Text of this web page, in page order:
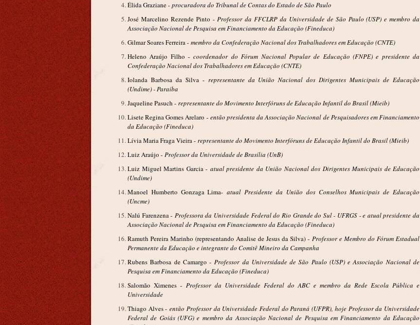
Élida Graziane - procuradora do Tribunal de Contas do Estado de São Paulo
José Marcelino Rezende Pinto -Professor da FFCLRP da Universidade de São Paulo (USP) e membro da
Associação Nacional de Pesquisa em Financiamento da Educação (Fineduca)
Gilmar Soares Ferreira - membro da Confederação Nacional dos Trabalhadores em Educação (CNTE)
Heleno Araújo Filho -coordenador do Fórum Nacional Popular de Educação (FNPE) e presidente da
Confederação Nacional dos Trabalhadores em Educação (CNTE)
Iolanda Barbosa da Silva - representante da União Nacional dos Dirigentes Municipais de Educação
(Undime) - Paraíba
Jaqueline Pasuch - representante do Movimento Interfóruns de Educação Infantil do Brasil (Mieib)
Lisete Regina Gomes Arelaro - então presidenta da Associação Nacional de Pesquisadores em Financiamento
da Educação (Fineduca)
Lívia Maria Fraga Vieira - representante do Movimento Interfóruns de Educação Infantil do Brasil (Mieib)
Luiz Araújo - Professor da Universidade de Brasília (UnB)
Luiz Miguel Martins Garcia - atual presidente da União Nacional dos Dirigentes Municipais de Educação
(Undime)
Manoel Humberto Gonzaga Lima-atual Presidente da União dos Conselhos Municipais de Educação
(Uncme)
Nalú Farenzena - Professora da Universidade Federal do Rio Grande do Sul - UFRGS - e atual presidente da
Associação Nacional de Pesquisa em Financiamento da Educação (Fineduca)
Ramuth Pereira Marinho (representando Analise de Jesus da Silva) - Professor e Membro do Fórum Estadual
Permanente da Educação e integrante do Comitê Mineiro da Campanha
Rubens Barbosa de Camargo -Professor da Universidade de São Paulo (USP) e Associação Nacional de
Pesquisa em Financiamento da Educação (Fineduca)
Salomão Ximenes - Professor da Universidade Federal do ABC e membro da Rede Escola Pública e
Universidade
Thiago Alves -então Professor da Universidade Federal do Paraná (UFPR), hoje Professor da Universidade
Federal de Goiás (UFG) e membro da Associação Nacional de Pesquisa em Financiamento da Educação